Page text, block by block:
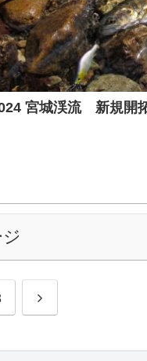
宮城渓流 新規開